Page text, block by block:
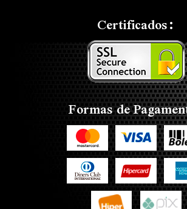
Certificados:
Formas de